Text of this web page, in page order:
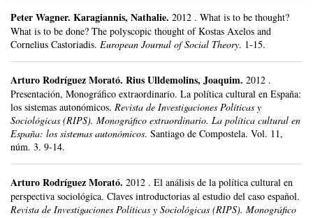
Peter Wagner. Karagiannis, Nathalie. 2012 . What is to be thought?
What is to be done? The polyscopic thought of Kostas Axelos and
Cornelius Castoriadis. European Journal of Social Theory. 1-15.
Arturo Rodríguez Morató. Rius Ulldemolins, Joaquim. 2012 .
Presentación, Monográfico extraordinario. La política cultural en España:
los sistemas autonómicos. Revista de Investigaciones Políticas y
Sociológicas (RIPS). Monográfico extraordinario. La política cultural en
España: los sistemas autonómicos. Santiago de Compostela. Vol. 11,
núm. 3. 9-14.
Arturo Rodríguez Morató. 2012 . El análisis de la política cultural en
perspectiva sociológica. Claves introductorias al estudio del caso español.
Revista de Investigaciones Políticas y Sociológicas (RIPS). Monográfico